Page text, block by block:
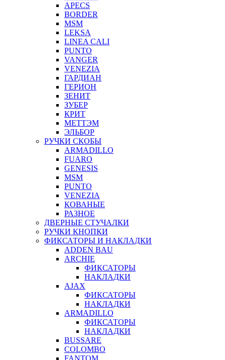
APECS
BORDER
MSM
LEKSA
LINEA CALI
PUNTO
VANGER
VENEZIA
ГАРДИАН
ГЕРИОН
ЗЕНИТ
ЗУБЕР
КРИТ
МЕТТЭМ
ЭЛЬБОР
РУЧКИ СКОБЫ
ARMADILLO
FUARO
GENESIS
MSM
PUNTO
VENEZIA
КОВАНЫЕ
РАЗНОЕ
ДВЕРНЫЕ СТУЧАЛКИ
РУЧКИ КНОПКИ
ФИКСАТОРЫ И НАКЛАДКИ
ADDEN BAU
ARCHIE
ФИКСАТОРЫ
НАКЛАДКИ
AJAX
ФИКСАТОРЫ
НАКЛАДКИ
ARMADILLO
ФИКСАТОРЫ
НАКЛАДКИ
BUSSARE
COLOMBO
FANTOM